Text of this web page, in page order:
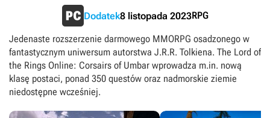
Dodatek8 listopada 2023RPG
Jedenaste rozszerzenie darmowego MMORPG osadzonego w
fantastycznym uniwersum autorstwa J.R.R. Tolkiena. The Lord of
the Rings Online: Corsairs of Umbar wprowadza m.in. nową
klasę postaci, ponad 350 questów oraz nadmorskie ziemie
niedostępne wcześniej.